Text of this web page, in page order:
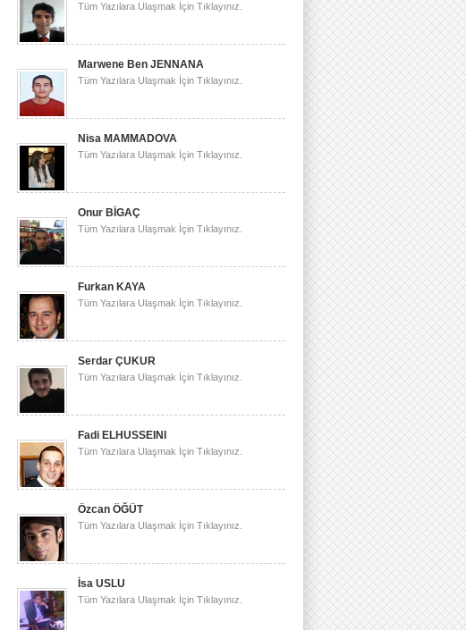
Tüm Yazılara Ulaşmak İçin Tıklayınız.
Marwene Ben JENNANA
Tüm Yazılara Ulaşmak İçin Tıklayınız.
Nisa MAMMADOVA
Tüm Yazılara Ulaşmak İçin Tıklayınız.
Onur BİGAÇ
Tüm Yazılara Ulaşmak İçin Tıklayınız.
Furkan KAYA
Tüm Yazılara Ulaşmak İçin Tıklayınız.
Serdar ÇUKUR
Tüm Yazılara Ulaşmak İçin Tıklayınız.
Fadi ELHUSSEINI
Tüm Yazılara Ulaşmak İçin Tıklayınız.
Özcan ÖĞÜT
Tüm Yazılara Ulaşmak İçin Tıklayınız.
İsa USLU
Tüm Yazılara Ulaşmak İçin Tıklayınız.